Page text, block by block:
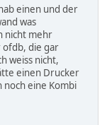
einen und der
was
nicht mehr
ofdb, die gar
weiss nicht,
einen Drucker
eine Kombi